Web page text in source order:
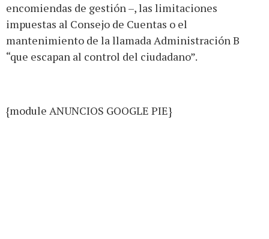
encomiendas de gestión –, las limitaciones
impuestas al Consejo de Cuentas o el
mantenimiento de la llamada Administración B
“que escapan al control del ciudadano”.
{module ANUNCIOS GOOGLE PIE}